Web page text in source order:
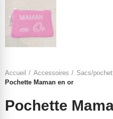
Accueil Accessoires
Sacs/
Pochette Maman en or
Pochette